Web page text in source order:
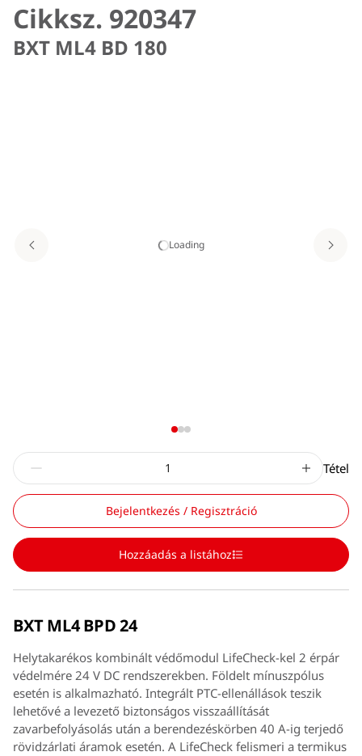
Cikksz. 920347
BXT ML4 BD 180
Loading
Tétel
Bejelentkezés / Regisztráció
Hozzáadás a listához
BXT ML4 BPD 24
Helytakarékos kombinált védőmodul LifeCheck-kel 2 érpár
védelmére 24 V DC rendszerekben. Földelt mínuszpólus
esetén is alkalmazható. Integrált PTC-ellenállások teszik
lehetővé a levezető biztonságos visszaállítását
zavarbefolyásolás után a berendezéskörben 40 A-ig terjedő
rövidzárlati áramok esetén. A LifeCheck felismeri a termikus